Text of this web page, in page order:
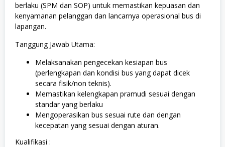
berlaku (SPM dan SOP) untuk memastikan kepuasan dan
kenyamanan pelanggan dan lancarnya operasional bus di
lapangan.
Tanggung Jawab Utama:
Melaksanakan pengecekan kesiapan bus
(perlengkapan dan kondisi bus yang dapat dicek
secara fisik/non teknis).
Memastikan kelengkapan pramudi sesuai dengan
standar yang berlaku
Mengoperasikan bus sesuai rute dan dengan
kecepatan yang sesuai dengan aturan.
Kualifikasi :